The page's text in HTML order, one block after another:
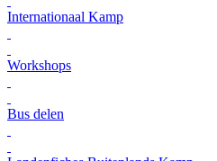
Internationaal Kamp
Workshops
Bus delen